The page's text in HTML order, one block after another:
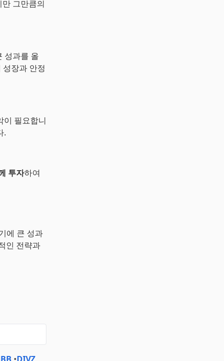
그만큼의
성과를 올
장과 안정
이 필요합니
.
투자하여
에 큰 성과
인 전략과